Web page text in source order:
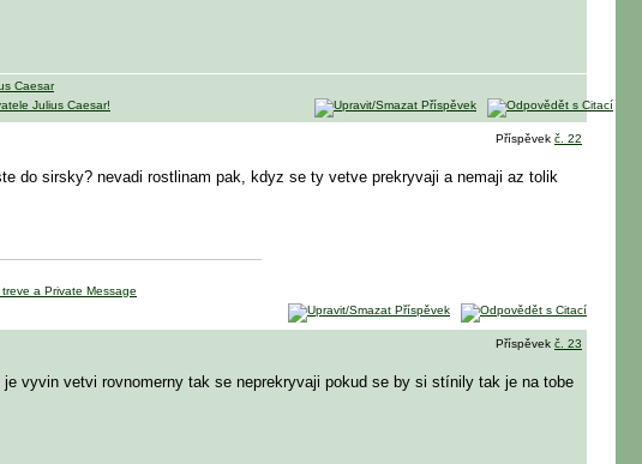
Příspěvek č. 22
do sirsky? nevadi rostlinam pak, kdyz se ty vetve prekryvaji a nemaji az tolik
Příspěvek č. 23
vyvin vetvi rovnomerny tak se neprekryvaji pokud se by si stínily tak je na tobe